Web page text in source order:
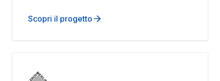
Scopri il progetto